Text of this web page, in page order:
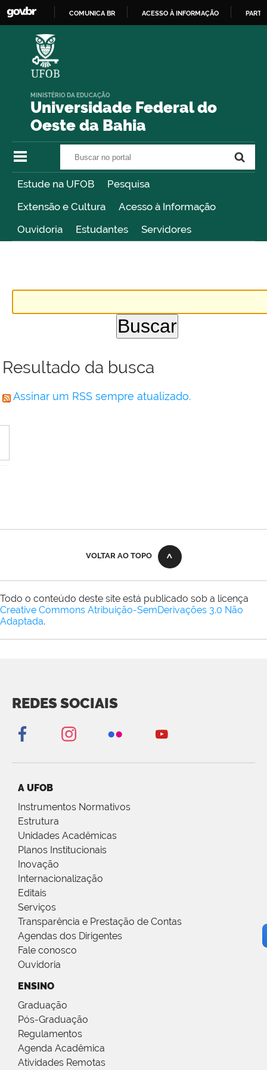
COMUNICA BR ACESSO À INFORMAÇÃO
Universidade Federal do
Oeste da Bahia
MINISTÉRIO DA EDUCAÇÃO
Estude na UFOB
Pesquisa
Extensão e Cultura
Acesso à Informação
Ouvidoria
Estudantes Servidores
Resultado da busca
Assinar um RSS sempre atualizado.
VOLTAR AO TOPO
Todo o conteúdo deste site está publicado sob a licença
Creative Commons Atribuição-SemDerivações 3.0 Não
Adaptada.
REDES SOCIAIS
A UFOB
Instrumentos Normativos
Estrutura
Unidades Acadêmicas
Planos Institucionais
Inovação
Internacionalização
Editais
Serviços
Transparência e Prestação de Contas
Agendas dos Dirigentes
Fale conosco
Ouvidoria
ENSINO
Graduação
Pós-Graduação
Regulamentos
Agenda Acadêmica
Atividades Remotas